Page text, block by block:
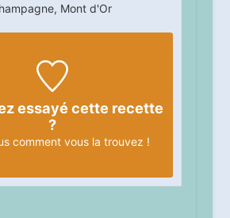
Mont d'Or
essayé cette recette
?
comment vous la trouvez !